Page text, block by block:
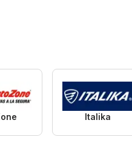
Italika